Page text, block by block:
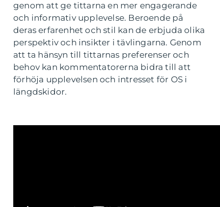
genom att ge tittarna en mer engagerande
och informativ upplevelse. Beroende på
deras erfarenhet och stil kan de erbjuda olika
perspektiv och insikter i tävlingarna. Genom
att ta hänsyn till tittarnas preferenser och
behov kan kommentatorerna bidra till att
förhöja upplevelsen och intresset för OS i
längdskidor.